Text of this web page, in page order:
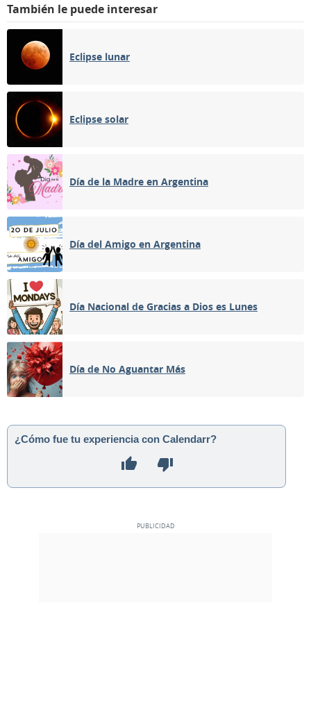
También le puede interesar
Eclipse lunar
Eclipse solar
Día de la Madre en Argentina
Día del Amigo en Argentina
Día Nacional de Gracias a Dios es Lunes
Día de No Aguantar Más
¿Cómo fue tu experiencia con Calendarr?